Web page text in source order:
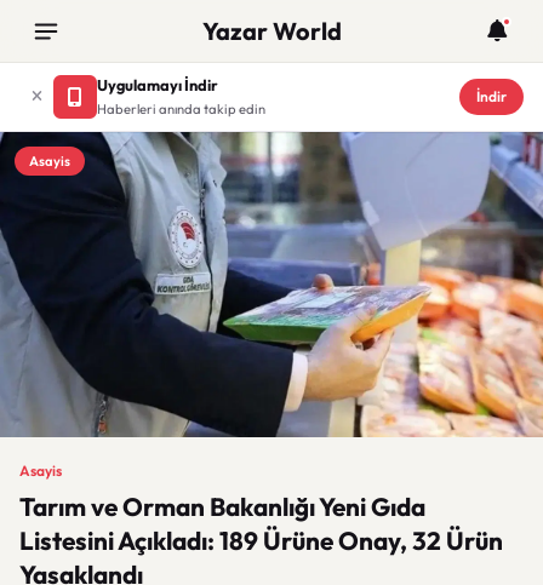
Yazar World
Uygulamayı İndir
Haberleri anında takip edin
İndir
Asayis
Asayis
Tarım ve Orman Bakanlığı Yeni Gıda
Listesini Açıkladı: 189 Ürüne Onay, 32 Ürün
Yasaklandı